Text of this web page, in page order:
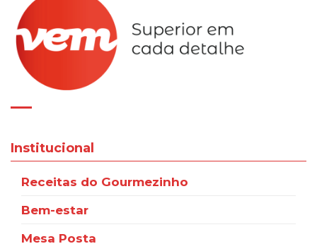
Institucional
Receitas do Gourmezinho
Bem-estar
Mesa Posta